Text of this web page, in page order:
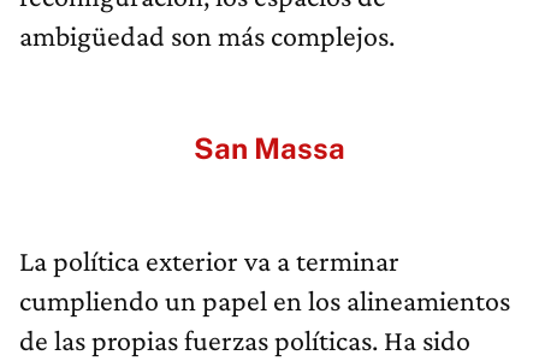
ambigüedad son más complejos.
San Massa
La política exterior va a terminar
cumpliendo un papel en los alineamientos
de las propias fuerzas políticas. Ha sido